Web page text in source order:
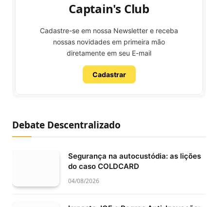
Captain's Club
Cadastre-se em nossa Newsletter e receba
nossas novidades em primeira mão
diretamente em seu E-mail
Cadastrar
Debate Descentralizado
Segurança na autocustódia: as lições
do caso COLDCARD
04/08/2026